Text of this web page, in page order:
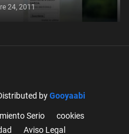
24, 2011
byGooyaabi
Serio
cookies
Aviso Legal